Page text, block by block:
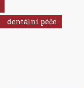
dentální péče